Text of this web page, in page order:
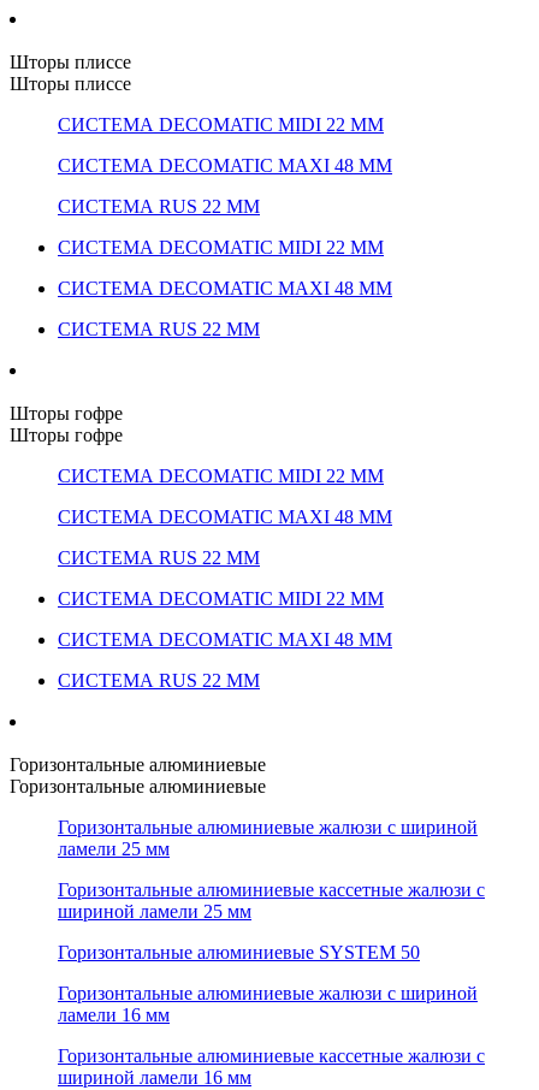
Шторы плиссе
Шторы плиссе
СИСТЕМА DECOMATIC MIDI 22 ММ
СИСТЕМА DECOMATIC MAXI 48 ММ
СИСТЕМА RUS 22 ММ
СИСТЕМА DECOMATIC MIDI 22 ММ
СИСТЕМА DECOMATIC MAXI 48 ММ
СИСТЕМА RUS 22 ММ
Шторы гофре
Шторы гофре
СИСТЕМА DECOMATIC MIDI 22 ММ
СИСТЕМА DECOMATIC MAXI 48 ММ
СИСТЕМА RUS 22 ММ
СИСТЕМА DECOMATIC MIDI 22 ММ
СИСТЕМА DECOMATIC MAXI 48 ММ
СИСТЕМА RUS 22 ММ
Горизонтальные алюминиевые
Горизонтальные алюминиевые
Горизонтальные алюминиевые жалюзи с шириной
ламели 25 мм
Горизонтальные алюминиевые кассетные жалюзи с
шириной ламели 25 мм
Горизонтальные алюминиевые SYSTEM 50
Горизонтальные алюминиевые жалюзи с шириной
ламели 16 мм
Горизонтальные алюминиевые кассетные жалюзи с
шириной ламели 16 мм